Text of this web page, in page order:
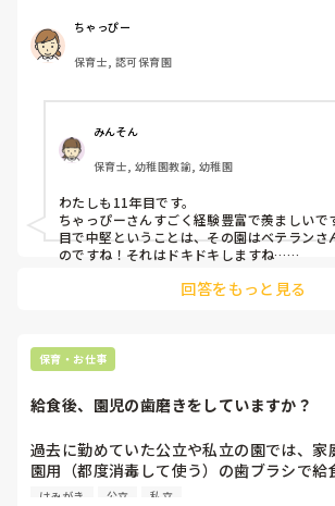
自分でも経験を積み重ねてきて、最近よう
出来上がってきたのかな、、、と感じてい
年数的には中堅だし、後輩指導をする立
また、未婚で子育て経験もないので、主
対できないよと思っている自分がいます。
もちろん頼まれるのは光栄なことなのです
ちゃっぴー
保育士, 認可保育園
みんそん
保育士, 幼稚園教諭, 幼稚園
わたしも11年目です。
ちゃっぴーさんすごく経験豊富で羨ましいで
目で中堅ということは、その園はベテランさ
のですね！それはドキドキしますね…
わたしのときは主任兼担任だったので、とっ
園の方針にもよりますし、学年の先生の感じ
ね…
わかっていて少し不安があれば上の先生にそ
回答をもっと見る
保育・お仕事
給食後、園児の歯磨きをしていますか？
過去に勤めていた公立や私立の園では、家
園用（都度消毒して使う）の歯ブラシで給
の歯磨き時間を設けていました。
はみがき 公立 私立